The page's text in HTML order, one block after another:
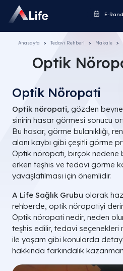
E-
Anasayfa Tedavi Rehberi Makale
Optik
Optik Nöropati
Optik nöropati, gözden
sinirin hasar görmesi sonucu
Bu hasar, görme bulanıklığı,
alanı kaybı gibi çeşitli görme
Optik nöropati, birçok nedene
erken teşhis ve tedavi görme
yavaşlatılması için önemlidir.
A Life Sağlık Grubu olarak
rehberde, optik nöropatiyi
Optik nöropati nedir, neden
teşhis edilir, tedavi
ile yaşam gibi konularda
hakkında farkındalık